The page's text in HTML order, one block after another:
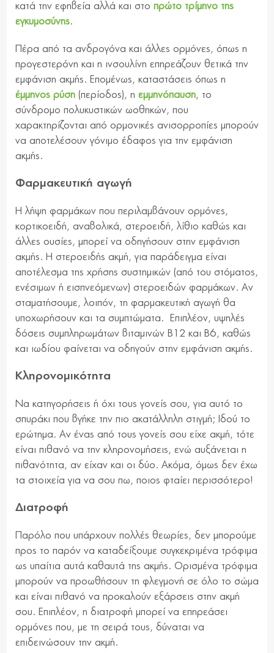
κατά την εφηβεία αλλά και στο πρώτο τρίμηνο της
εγκυμοσύνης.
Πέρα από τα ανδρογόνα και άλλες ορμόνες, όπως η
προγεστερόνη και η ινσουλίνη επηρεάζουν θετικά την
εμφάνιση ακμής. Επομένως, καταστάσεις όπως η
έμμηνος ρύση(περίοδος), η εμμηνόπαυση, το
σύνδρομο πολυκυστικών ωοθηκών, που
χαρακτηρίζονται από ορμονικές ανισορροπίες μπορούν
να αποτελέσουν γόνιμο έδαφος για την εμφάνιση
ακμής.
Φαρμακευτική αγωγή
Η λήψη φαρμάκων που περιλαμβάνουν ορμόνες,
κορτικοειδή, αναβολικά, στεροειδή, λίθιο καθώς και
άλλες ουσίες, μπορεί να οδηγήσουν στην εμφάνιση
ακμής. Η στεροειδής ακμή, για παράδειγμα είναι
αποτέλεσμα της χρήσης συστημικών (από του στόματος,
ενέσιμων ή εισπνεόμενων) στεροειδών φαρμάκων. Αν
σταματήσουμε, λοιπόν, τη φαρμακευτική αγωγή θα
υποχωρήσουν και τα συμπτώματα. Επιπλέον, υψηλές
δόσεις συμπληρωμάτων βιταμινών Β12 και Β6, καθώς
και ιωδίου φαίνεται να οδηγούν στην εμφάνιση ακμής.
Κληρονομικότητα
Να κατηγορήσεις ή όχι τους γονείς σου, για αυτό το
σπυράκι που βγήκε την πιο ακατάλληλη στιγμή; Ιδού το
ερώτημα. Αν ένας από τους γονείς σου είχε ακμή, τότε
είναι πιθανό να την κληρονομήσεις, ενώ αυξάνεται η
πιθανότητα, αν είχαν και οι δύο. Ακόμα, όμως δεν έχω
τα στοιχεία για να σου πω, ποιος φταίει περισσότερο!
Διατροφή
Παρόλο που υπάρχουν πολλές θεωρίες, δεν μπορούμε
προς το παρόν να καταδείξουμε συγκεκριμένα τρόφιμα
ως υπαίτια αυτά καθαυτά της ακμής. Ορισμένα τρόφιμα
μπορούν να προωθήσουν τη φλεγμονή σε όλο το σώμα
και είναι πιθανό να προκαλούν εξάρσεις στην ακμή
σου. Επιπλέον, η διατροφή μπορεί να επηρεάσει
ορμόνες που, με τη σειρά τους, δύναται να
επιδεινώσουν την ακμή.